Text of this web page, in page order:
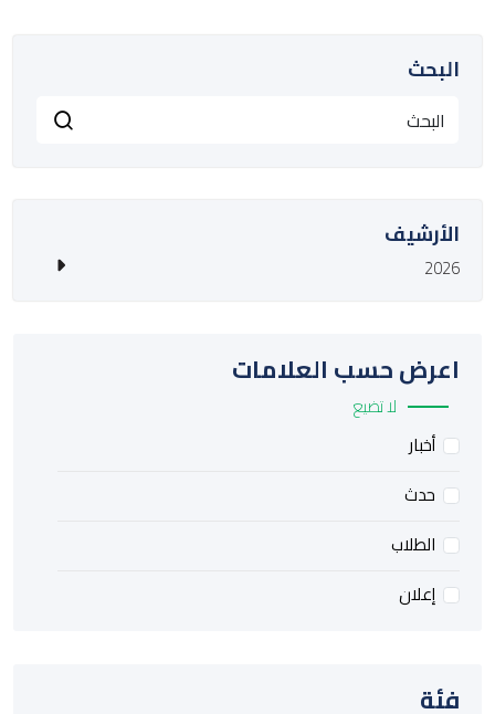
البحث
الأرشيف
2026
اعرض حسب العلامات
لا تضيع
أخبار
حدث
الطلاب
إعلان
فئة